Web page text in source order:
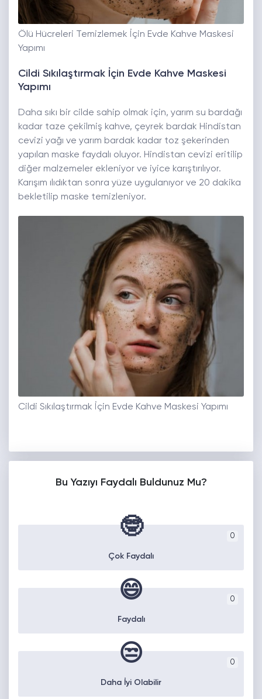
Ölü Hücreleri Temizlemek İçin Evde Kahve Maskesi
Yapımı
Cildi Sıkılaştırmak İçin Evde Kahve Maskesi
Yapımı
Daha sıkı bir cilde sahip olmak için, yarım su bardağı
kadar taze çekilmiş kahve, çeyrek bardak Hindistan
cevizi yağı ve yarım bardak kadar toz şekerinden
yapılan maske faydalı oluyor. Hindistan cevizi eritilip
diğer malzemeler ekleniyor ve iyice karıştırılıyor.
Karışım ılıdıktan sonra yüze uygulanıyor ve 20 dakika
bekletilip maske temizleniyor.
Cildi Sıkılaştırmak İçin Evde Kahve Maskesi Yapımı
Bu Yazıyı Faydalı Buldunuz Mu?
0
🤓
Çok Faydalı
0
😄
Faydalı
0
😒
Daha İyi Olabilir